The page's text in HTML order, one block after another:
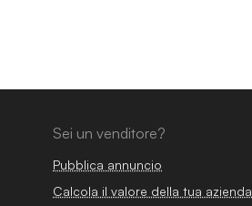
Sei un venditore?
Pubblica annuncio
Calcola il valore della tua azienda